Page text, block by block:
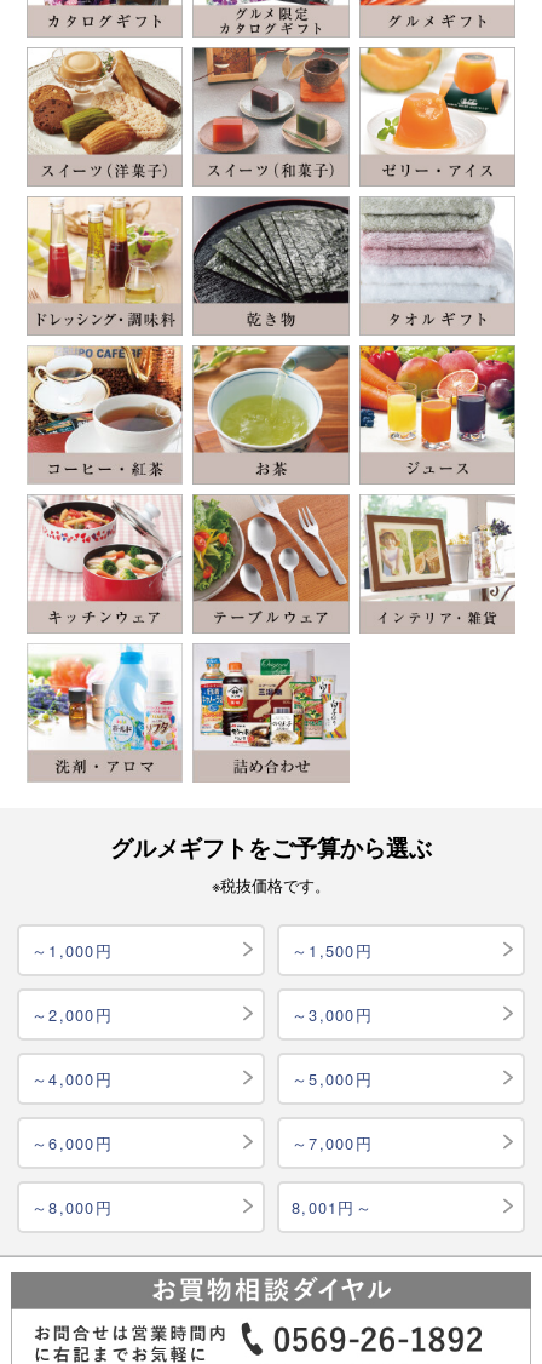
グルメギフトをご予算から選ぶ
※税抜価格です。
～1,000円 ～1,500円
～2,000円 ～3,000円
～4,000円 ～5,000円
～6,000円 ～7,000円
～8,000円 8,001円～